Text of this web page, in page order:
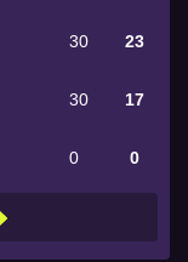
30 23
30 17
0 0